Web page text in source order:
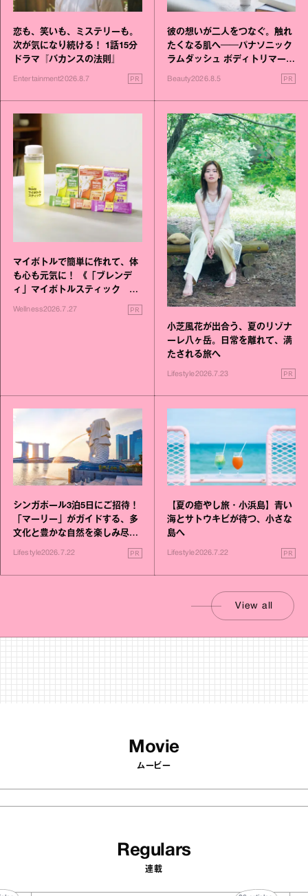
恋も、笑いも、ミステリーも。
次が気になり続ける！ 1話15分
ドラマ『バカンスの法則』
Entertainment2026.8.7 PR
彼の想いが二人をつなぐ。触れ
たくなる肌へ──パナソニック
ラムダッシュ ボディトリマーが
Beauty2026.8.5 PR
マイボトルで簡単に作れて、体
も心も元気に！ 《「ブレンデ
ィ」マイボトルスティック い
いこと毎日》シリーズが誕生
Wellness2026.7.27 PR
小芝風花が出合う、夏のリゾナ
ーレ八ヶ岳。日常を離れて、満
たされる旅へ
Lifestyle2026.7.23 PR
シンガポール3泊5日にご招待！
「マーリー」がガイドする、多
文化と豊かな自然を楽しみ尽く
Lifestyle2026.7.22 PR
【夏の癒やし旅・小浜島】青い
海とサトウキビが待つ、小さな
島へ
Lifestyle2026.7.22 PR
View all
Movie
ムービー
Regulars
連載